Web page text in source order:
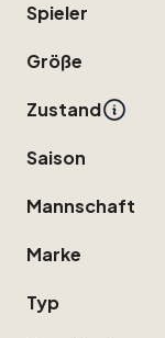
Spieler
Größe
Zustand
Saison
Mannschaft
Marke
Typ